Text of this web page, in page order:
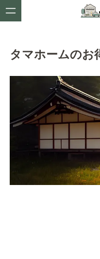
タマホームのお